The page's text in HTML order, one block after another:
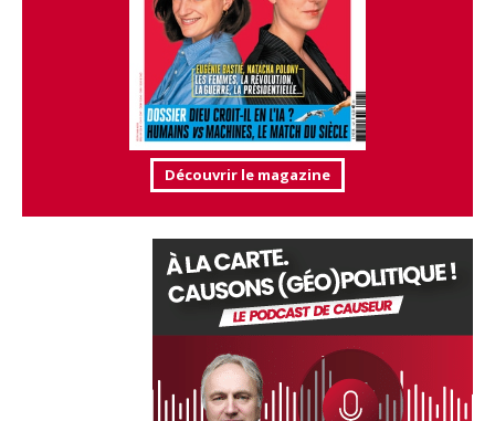
Découvrir le magazine